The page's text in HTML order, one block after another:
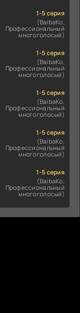
1-5 серия
(BaibaKo,
Профессиональный
многоголосый)
1-5 серия
(BaibaKo,
Профессиональный
многоголосый)
1-5 серия
(BaibaKo,
Профессиональный
многоголосый)
1-5 серия
(BaibaKo,
Профессиональный
многоголосый)
1-5 серия
(BaibaKo,
Профессиональный
многоголосый)